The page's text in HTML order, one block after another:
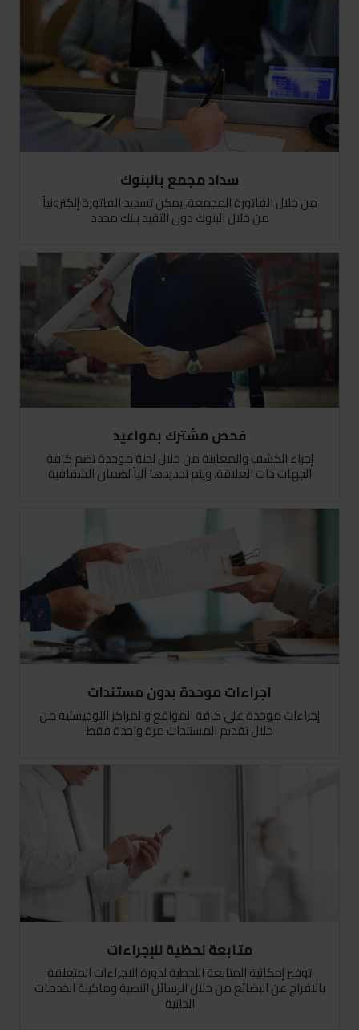
سداد مجمع بالبنوك
من خلال الفاتورة المجمعة، يمكن تسديد الفاتورة إلكترونياً
من خلال البنوك دون التقيد ببنك محدد
فحص مشترك بمواعيد
إجراء الكشف والمعاينة من خلال لجنة موحدة تضم كافة
الجهات ذات العلاقة، ويتم تحديدها آلياً لضمان الشفافية
اجراءات موحدة بدون مستندات
إجراءات موحدة علي كافة المواقع والمراكز اللوجيستية من
خلال تقديم المستندات مرة واحدة فقط
متابعة لحظية للإجراءات
توفير إمكانية المتابعة اللحظية لدورة الاجراءات المتعلقة
بالافراج عن البضائع من خلال الرسائل النصية وماكينة الخدمات
الذاتية